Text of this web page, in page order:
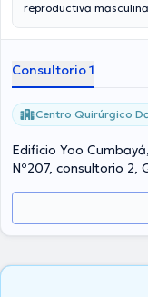
reproductiva
Consultorio 1
Centro Quirúrgico
Edificio Yoo
Nº207, consultorio 2,